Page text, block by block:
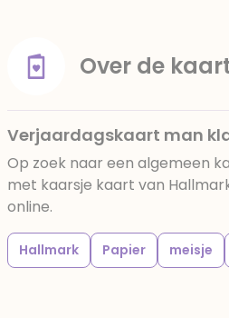
Over de
Verjaardagskaart man
Op zoek naar een algemeen
met kaarsje kaart van
online.
Hallmark Papier meisje